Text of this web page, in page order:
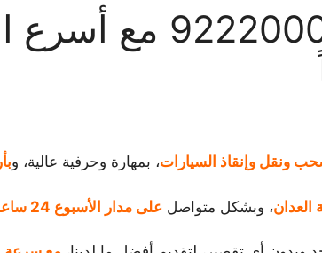
كرين العدان
ونقل وإنقاذ السيارات، بمهارة وحرفية عالية، و
العدان، وبشكل متواصل على مدار الأسبوع 24 ساعة في اليوم